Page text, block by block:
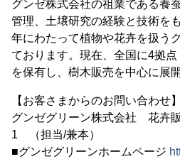
グンゼ株式会社の祖業である養
管理、土壌研究の経験と技術を
年にわたって植物や花卉を扱う
ております。現在、全国に4拠点
を保有し、樹木販売を中心に展
【お客さまからのお問い合わせ】
グンゼグリーン株式会社 花卉
1 （担当/兼本）
■グンゼグリーンホームページ